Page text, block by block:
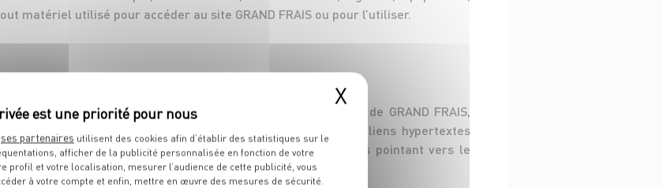
matériel utilisé pour accéder au site GRAND FRAIS ou pour l’utiliser.
d’autres sites ne sauraient engager la responsabilité de GRAND FRAIS,
sites. GRAND FRAIS n’est pas non plus responsable des liens hypertextes
personne souhaitant mettre en place des liens hypertextes pointant vers le
écrite et préalable de GRAND FRAIS.
X
ses partenaires utilisent des cookies afin d’établir des statistiques sur le
afficher de la publicité personnalisée en fonction de votre
profil et votre localisation, mesurer l’audience de cette publicité, vous
à votre compte et enfin, mettre en œuvre des mesures de sécurité.